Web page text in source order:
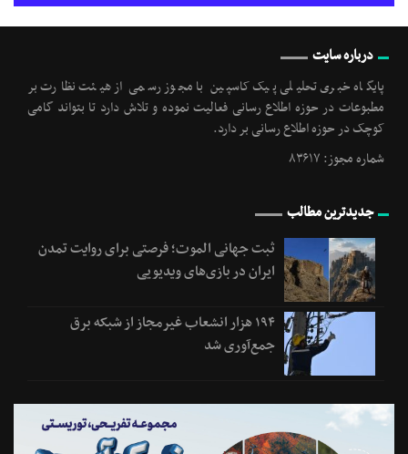
درباره سایت
پایگاه خبری تحلیلی پیک کاسپین با مجوز رسمی از هیئت نظارت بر
مطبوعات در حوزه اطلاع رسانی فعالیت نموده و تلاش دارد تا بتواند گامی
کوچک در حوزه اطلاع رسانی بر دارد.
شماره مجوز: ۸۳۶۱۷
جدیدترین مطالب
ثبت جهانی الموت؛ فرصتی برای روایت تمدن
ایران در بازی‌های ویدیویی
۱۹۴ هزار انشعاب غیرمجاز از شبکه برق
جمع‌آوری شد